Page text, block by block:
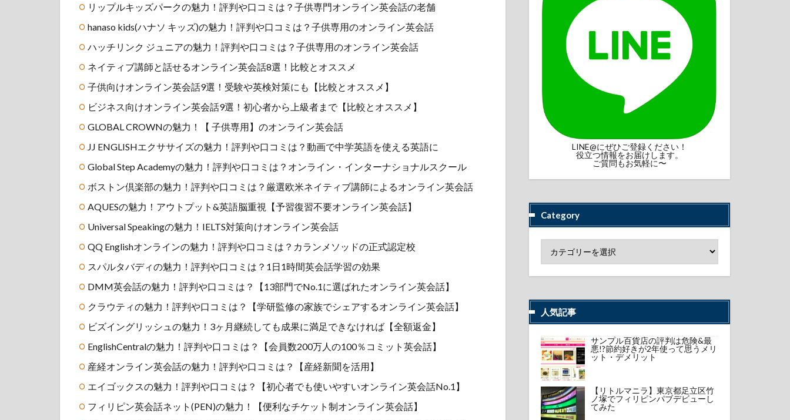
リップルキッズパークの魅力！評判や口コミは？子供専門オンライン英会話の老舗
hanaso kids(ハナソ キッズ)の魅力！評判や口コミは？子供専用のオンライン英会話
ハッチリンク ジュニアの魅力！評判や口コミは？子供専用のオンライン英会話
ネイティブ講師と話せるオンライン英会話8選！比較とオススメ
子供向けオンライン英会話9選！受験や英検対策にも【比較とオススメ】
ビジネス向けオンライン英会話9選！初心者から上級者まで【比較とオススメ】
GLOBAL CROWNの魅力！【 子供専用】のオンライン英会話
JJ ENGLISHエクササイズの魅力！評判や口コミは？動画で中学英語を使える英語に
Global Step Academyの魅力！評判や口コミは？オンライン・インターナショナルスクール
ボストン倶楽部の魅力！評判や口コミは？厳選欧米ネイティブ講師によるオンライン英会話
AQUESの魅力！アウトプット&英語脳重視【予習復習不要オンライン英会話】
Universal Speakingの魅力！IELTS対策向けオンライン英会話
QQ Englishオンラインの魅力！評判や口コミは？カランメソッドの正式認定校
スパルタバディの魅力！評判や口コミは？1日1時間英会話学習の効果
DMM英会話の魅力！評判や口コミは？【13部門でNo.1に選ばれたオンライン英会話】
クラウティの魅力！評判や口コミは？【学研監修の家族でシェアするオンライン英会話】
ビズイングリッシュの魅力！3ヶ月継続しても成果に満足できなければ【全額返金】
EnglishCentralの魅力！評判や口コミは？【会員数200万人の100％コミット英会話】
産経オンライン英会話の魅力！評判や口コミは？【産経新聞を活用】
エイゴックスの魅力！評判や口コミは？【初心者でも使いやすいオンライン英会話No.1】
フィリピン英会話ネット(PEN)の魅力！【便利なチケット制オンライン英会話】
LINE@にぜひご登録ください！
役立つ情報をお届けします。
ご質問もお気軽に〜
Category
人気記事
サンプル百貨店の評判は危険&最
悪!?節約好きが2年使って思うメリ
ット・デメリット
【リトルマニラ】東京都足立区竹
ノ塚でフィリピンパブデビューし
てみた